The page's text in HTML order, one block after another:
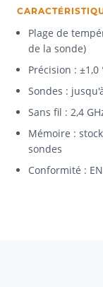
Plage de
de la sonde)
Précision : ±1,0
Sondes :
Sans fil : 2,4
Mémoire :
sondes
Conformité :